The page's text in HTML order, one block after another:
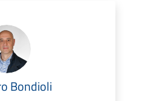
Bondioli